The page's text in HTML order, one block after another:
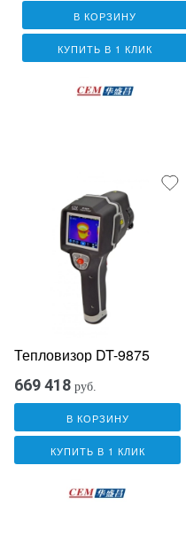
В КОРЗИНУ
КУПИТЬ В 1 КЛИК
Тепловизор DT-9875
669 418 руб.
В КОРЗИНУ
КУПИТЬ В 1 КЛИК